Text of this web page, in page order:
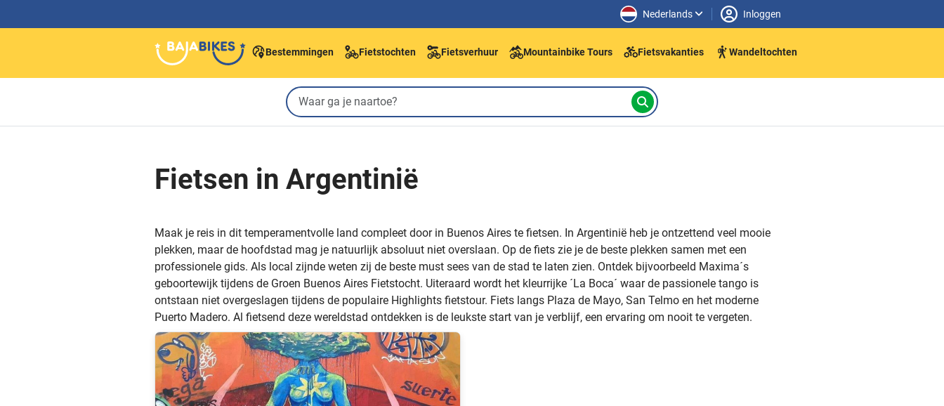
Nederlands Inloggen
Bestemmingen Fietstochten Fietsverhuur Mountainbike Tours Fietsvakanties Wandeltochten
Fietsen in Argentinië
Maak je reis in dit temperamentvolle land compleet door in Buenos Aires te fietsen. In Argentinië heb je ontzettend veel mooie
plekken, maar de hoofdstad mag je natuurlijk absoluut niet overslaan. Op de fiets zie je de beste plekken samen met een
professionele gids. Als local zijnde weten zij de beste must sees van de stad te laten zien. Ontdek bijvoorbeeld Maxima´s
geboortewijk tijdens de Groen Buenos Aires Fietstocht. Uiteraard wordt het kleurrijke ´La Boca´ waar de passionele tango is
ontstaan niet overgeslagen tijdens de populaire Highlights fietstour. Fiets langs Plaza de Mayo, San Telmo en het moderne
Puerto Madero. Al fietsend deze wereldstad ontdekken is de leukste start van je verblijf, een ervaring om nooit te vergeten.